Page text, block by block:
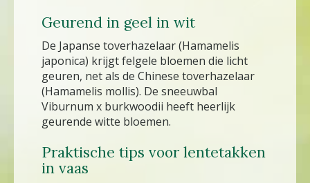
Geurend in geel in wit
De Japanse toverhazelaar (Hamamelis
japonica) krijgt felgele bloemen die licht
geuren, net als de Chinese toverhazelaar
(Hamamelis mollis). De sneeuwbal
Viburnum x burkwoodii heeft heerlijk
geurende witte bloemen.
Praktische tips voor lentetakken
in vaas